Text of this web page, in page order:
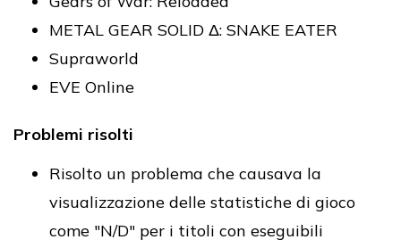
METAL GEAR SOLID Δ: SNAKE EATER
Supraworld
EVE Online
Problemi risolti
Risolto un problema che causava la
visualizzazione delle statistiche di gioco
come "N/D" per i titoli con eseguibili